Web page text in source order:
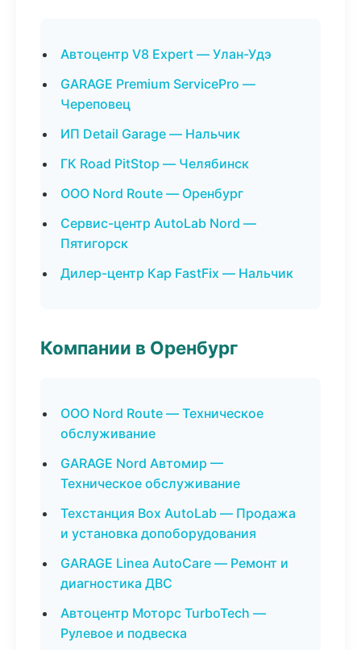
Автоцентр V8 Expert — Улан-Удэ
GARAGE Premium ServicePro —
Череповец
ИП Detail Garage — Нальчик
ГК Road PitStop — Челябинск
ООО Nord Route — Оренбург
Сервис-центр AutoLab Nord —
Пятигорск
Дилер-центр Кар FastFix — Нальчик
Компании в Оренбург
ООО Nord Route — Техническое
обслуживание
GARAGE Nord Автомир —
Техническое обслуживание
Техстанция Box AutoLab — Продажа
и установка допоборудования
GARAGE Linea AutoCare — Ремонт и
диагностика ДВС
Автоцентр Моторс TurboTech —
Рулевое и подвеска